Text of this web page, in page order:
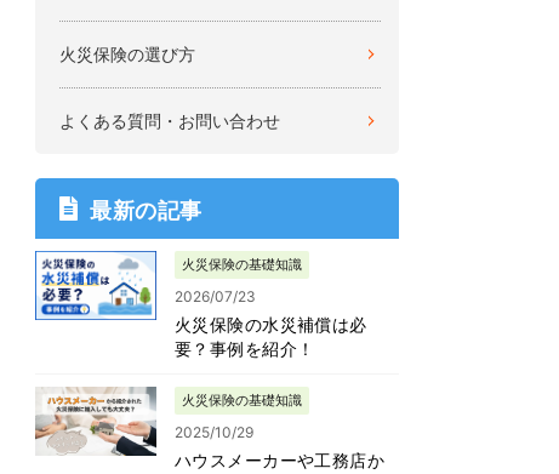
火災保険の選び方
よくある質問・お問い合わせ
最新の記事
火災保険の基礎知識
2026/07/23
火災保険の水災補償は必
要？事例を紹介！
火災保険の基礎知識
2025/10/29
ハウスメーカーや工務店か